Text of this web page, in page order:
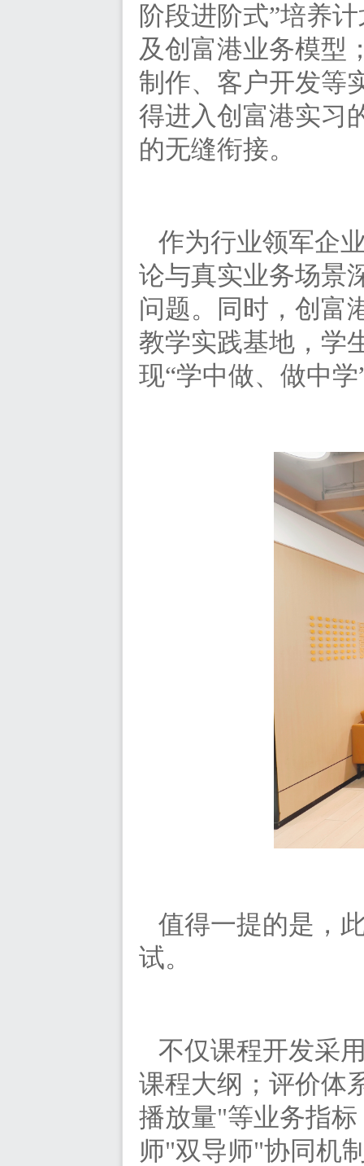
阶段进阶式”培养
及创富港业务模型
制作、客户开发等
得进入创富港实习
的无缝衔接。
作为行业领军企
论与真实业务场景
问题。同时，创富
教学实践基地，学
现“学中做、做中学
值得一提的是，
试。
不仅课程开发采
课程大纲；评价体
播放量"等业务指
师"双导师"协同机